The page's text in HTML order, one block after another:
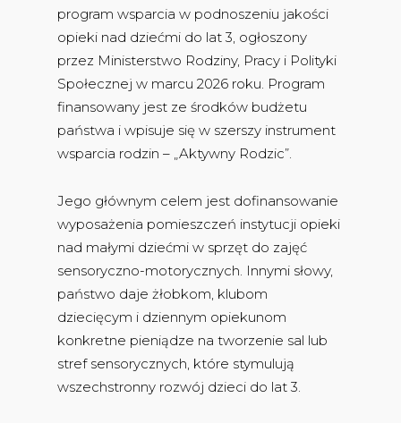
program wsparcia w podnoszeniu jakości
opieki nad dziećmi do lat 3, ogłoszony
przez Ministerstwo Rodziny, Pracy i Polityki
Społecznej w marcu 2026 roku. Program
finansowany jest ze środków budżetu
państwa i wpisuje się w szerszy instrument
wsparcia rodzin – „Aktywny Rodzic”.
Jego głównym celem jest dofinansowanie
wyposażenia pomieszczeń instytucji opieki
nad małymi dziećmi w sprzęt do zajęć
sensoryczno-motorycznych. Innymi słowy,
państwo daje żłobkom, klubom
dziecięcym i dziennym opiekunom
konkretne pieniądze na tworzenie sal lub
stref sensorycznych, które stymulują
wszechstronny rozwój dzieci do lat 3.